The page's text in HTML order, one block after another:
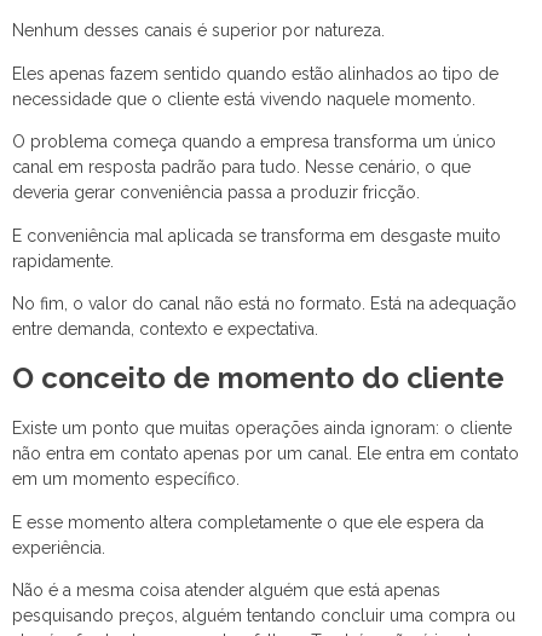
Nenhum desses canais é superior por natureza.
Eles apenas fazem sentido quando estão alinhados ao tipo de
necessidade que o cliente está vivendo naquele momento.
O problema começa quando a empresa transforma um único
canal em resposta padrão para tudo. Nesse cenário, o que
deveria gerar conveniência passa a produzir fricção.
E conveniência mal aplicada se transforma em desgaste muito
rapidamente.
No fim, o valor do canal não está no formato. Está na adequação
entre demanda, contexto e expectativa.
O conceito de momento do cliente
Existe um ponto que muitas operações ainda ignoram: o cliente
não entra em contato apenas por um canal. Ele entra em contato
em um momento específico.
E esse momento altera completamente o que ele espera da
experiência.
Não é a mesma coisa atender alguém que está apenas
pesquisando preços, alguém tentando concluir uma compra ou